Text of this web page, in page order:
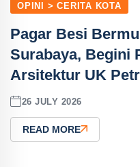
OPINI > CERITA KOTA
Pagar Besi
Surabaya, Begini
Arsitektur UK
26 JULY 2026
READ MORE